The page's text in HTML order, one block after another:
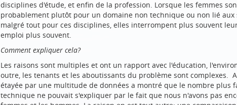
disciplines d'étude, et enfin de la profession. Lorsque les femmes
probablement plutôt pour un domaine non technique ou non lié aux
malgré tout pour ces disciplines, elles interrompent plus souvent
emploi plus souvent.
Comment expliquer cela?
Les raisons sont multiples et ont un rapport avec l'éducation,
outre, les tenants et les aboutissants du problème sont complexes.
étayée par une multitude de données a montré que le nombre plus
technique ne pouvait s'expliquer par le fait que nous n'avons pas